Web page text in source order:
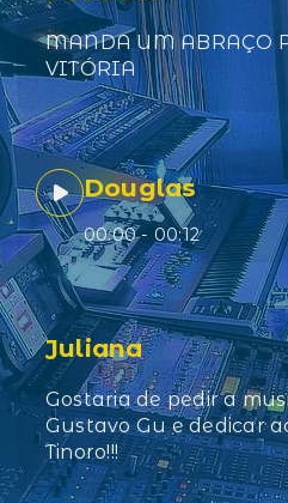
MANDA UM ABRAÇO
VITÓRIA
Douglas
00:00- 00:12
Juliana
Gostaria de pedir a
Gustavo Gu e dedicar
Tinoro!!!